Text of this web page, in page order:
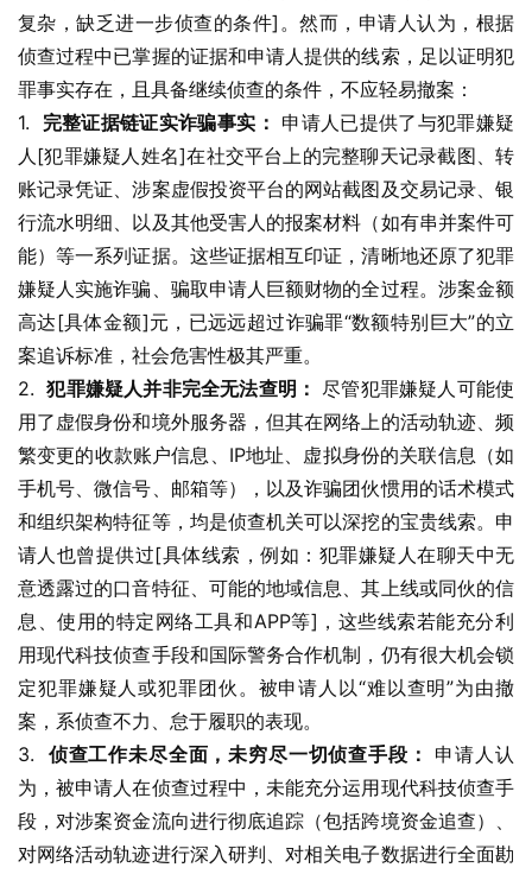
复杂，缺乏进一步侦查的条件]。然而，申请人认为，根据
侦查过程中已掌握的证据和申请人提供的线索，足以证明犯
罪事实存在，且具备继续侦查的条件，不应轻易撤案：
1. 完整证据链证实诈骗事实： 申请人已提供了与犯罪嫌疑
人[犯罪嫌疑人姓名]在社交平台上的完整聊天记录截图、转
账记录凭证、涉案虚假投资平台的网站截图及交易记录、银
行流水明细、以及其他受害人的报案材料（如有串并案件可
能）等一系列证据。这些证据相互印证，清晰地还原了犯罪
嫌疑人实施诈骗、骗取申请人巨额财物的全过程。涉案金额
高达[具体金额]元，已远远超过诈骗罪“数额特别巨大”的立
案追诉标准，社会危害性极其严重。
2. 犯罪嫌疑人并非完全无法查明： 尽管犯罪嫌疑人可能使
用了虚假身份和境外服务器，但其在网络上的活动轨迹、频
繁变更的收款账户信息、IP地址、虚拟身份的关联信息（如
手机号、微信号、邮箱等），以及诈骗团伙惯用的话术模式
和组织架构特征等，均是侦查机关可以深挖的宝贵线索。申
请人也曾提供过[具体线索，例如：犯罪嫌疑人在聊天中无
意透露过的口音特征、可能的地域信息、其上线或同伙的信
息、使用的特定网络工具和APP等]，这些线索若能充分利
用现代科技侦查手段和国际警务合作机制，仍有很大机会锁
定犯罪嫌疑人或犯罪团伙。被申请人以“难以查明”为由撤
案，系侦查不力、怠于履职的表现。
3. 侦查工作未尽全面，未穷尽一切侦查手段：
申请人认
为，被申请人在侦查过程中，未能充分运用现代科技侦查手
段，对涉案资金流向进行彻底追踪（包括跨境资金追查）、
对网络活动轨迹进行深入研判、对相关电子数据进行全面勘